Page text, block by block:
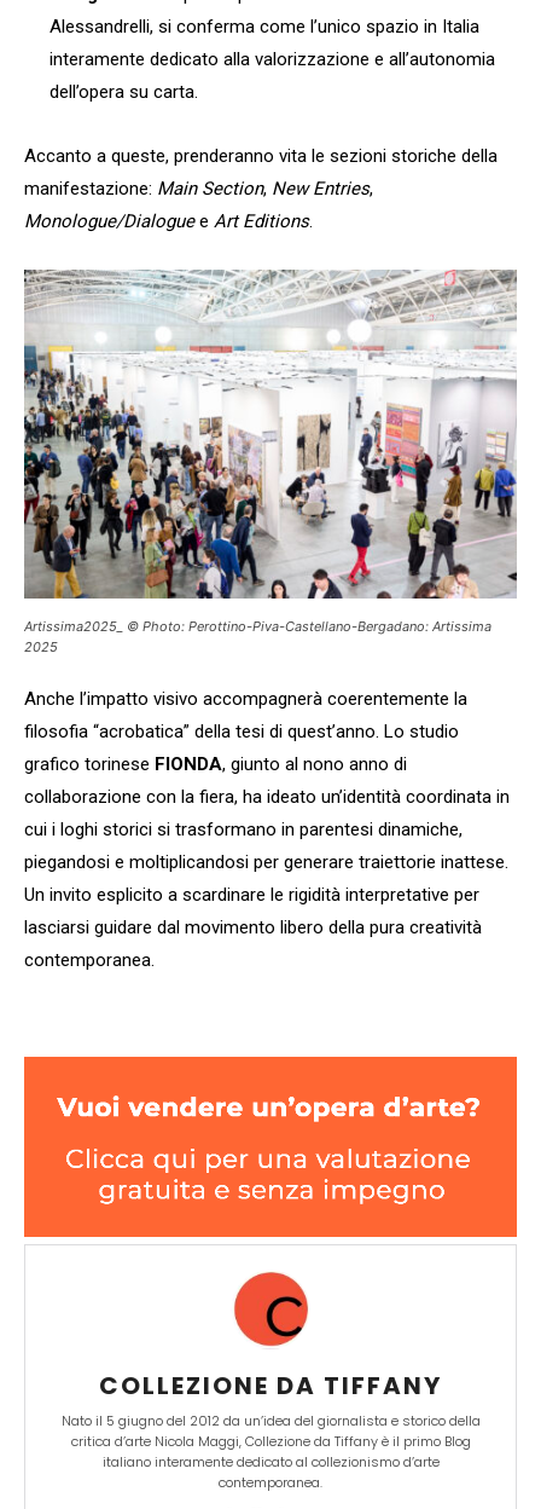
Alessandrelli, si conferma come l’unico spazio in Italia
interamente dedicato alla valorizzazione e all’autonomia
dell’opera su carta.
Accanto a queste, prenderanno vita le sezioni storiche della
manifestazione: Main Section, New Entries,
Monologue/Dialoguee Art Editions.
Artissima2025_ © Photo: Perottino-Piva-Castellano-Bergadano: Artissima
2025
Anche l’impatto visivo accompagnerà coerentemente la
filosofia “acrobatica” della tesi di quest’anno. Lo studio
grafico torinese FIONDA, giunto al nono anno di
collaborazione con la fiera, ha ideato un’identità coordinata in
cui i loghi storici si trasformano in parentesi dinamiche,
piegandosi e moltiplicandosi per generare traiettorie inattese.
Un invito esplicito a scardinare le rigidità interpretative per
lasciarsi guidare dal movimento libero della pura creatività
contemporanea.
COLLEZIONE DA TIFFANY
Nato il 5 giugno del 2012 da un’idea del giornalista e storico della
critica d’arte Nicola Maggi, Collezione da Tiffany è il primo Blog
italiano interamente dedicato al collezionismo d’arte
contemporanea.